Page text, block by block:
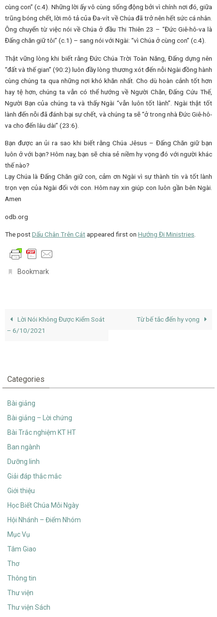
cùng con” (c.4). Những lời ấy vô cùng sống động bởi vì chính nơi đó, giữa
trũng bóng chết, lời mô tả của Đa-vít về Chúa đã trở nên hết sức cá nhân.
Ông chuyển từ việc nói về Chúa ở đầu Thi Thiên 23 – “Đức Giê-hô-va là
Đấng chăn giữ tôi” (c.1) – sang nói với Ngài: “vì Chúa ở cùng con” (c.4).
Thật vững lòng khi biết rằng Đức Chúa Trời Toàn Năng, Đấng dựng nên
“đất và thế gian” (90:2) luôn đầy lòng thương xót đến nỗi Ngài đồng hành
cùng chúng ta qua những nơi khó khăn nhất. Cho dù hoàn cảnh tốt hơn
hay tệ hơn, chúng ta vẫn có thể hướng về Người Chăn, Đấng Cứu Thế,
Người Bạn của chúng ta và thấy Ngài “vẫn luôn tốt lành”. Ngài thật tốt
lành đến nỗi đã đánh bại sự chết, và chúng ta sẽ “ở trong nhà Đức Giê-hô-
va cho đến lâu dài” (23:6).
Bạn được an ủi ra sao khi biết rằng Chúa Jêsus – Đấng Chăn giữ bạn
luôn ở với bạn? Hôm nay, bạn sẽ chia sẻ niềm hy vọng đó với người khác
thế nào?
Lạy Chúa là Đấng Chăn giữ con, cảm ơn Ngài vì sự thành tín và tốt lành
trọn vẹn của Ngài đối với con. Hôm nay xin giúp con luôn gần bên Ngài.
Amen
odb.org
The postDấu Chân Trên Cátappeared first on Hướng Đi Ministries.
Bookmark.
Lời Nói Không Được Kiểm Soát
– 6/10/2021
Từ bế tắc đến hy vọng
Categories
Bài giảng
Bài giảng – Lời chứng
Bài Trắc nghiệm KT HT
Ban ngành
Dưỡng linh
Giải đáp thắc mắc
Giới thiệu
Học Biết Chúa Mỗi Ngày
Hội Nhánh – Điểm Nhóm
Mục Vụ
Tâm Giao
Thơ
Thông tin
Thư viện
Thư viện Sách